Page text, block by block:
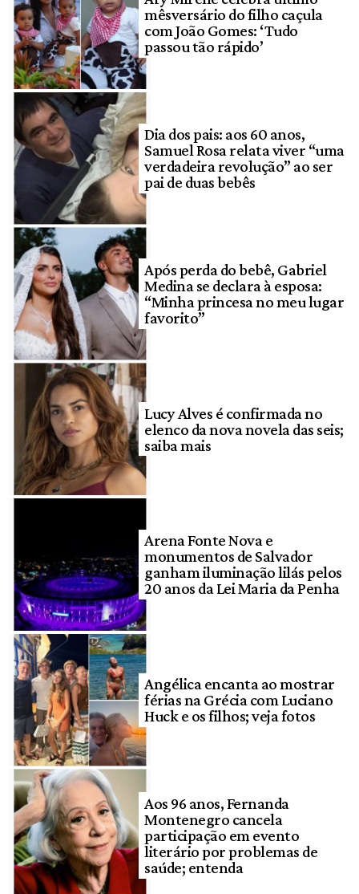
mêsversário do filho caçula
com João Gomes: ‘Tudo
passou tão rápido’
Dia dos pais: aos 60 anos,
Samuel Rosa relata viver “uma
verdadeira revolução” ao ser
pai de duas bebês
Após perda do bebê, Gabriel
Medina se declara à esposa:
“Minha princesa no meu lugar
favorito”
Lucy Alves é confirmada no
elenco da nova novela das seis;
saiba mais
Arena Fonte Nova e
monumentos de Salvador
ganham iluminação lilás pelos
20 anos da Lei Maria da Penha
Angélica encanta ao mostrar
férias na Grécia com Luciano
Huck e os filhos; veja fotos
Aos 96 anos, Fernanda
Montenegro cancela
participação em evento
literário por problemas de
saúde; entenda